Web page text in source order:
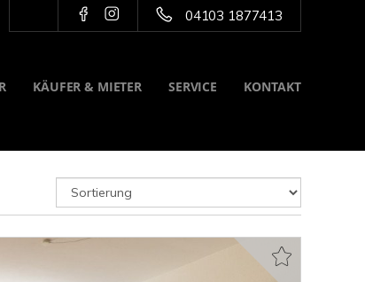
04103 1877413
KÄUFER & MIETER SERVICE KONTAKT